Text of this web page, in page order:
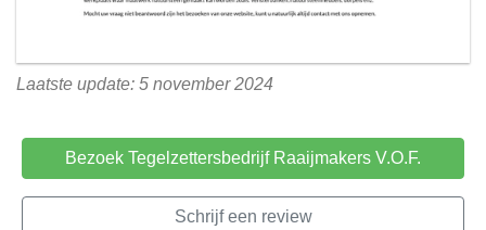
Laatste update: 5 november 2024
Bezoek Tegelzettersbedrijf Raaijmakers V.O.F.
Schrijf een review